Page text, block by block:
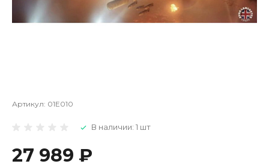
Артикул: 01E010
В наличии: 1 шт
27 989 ₽